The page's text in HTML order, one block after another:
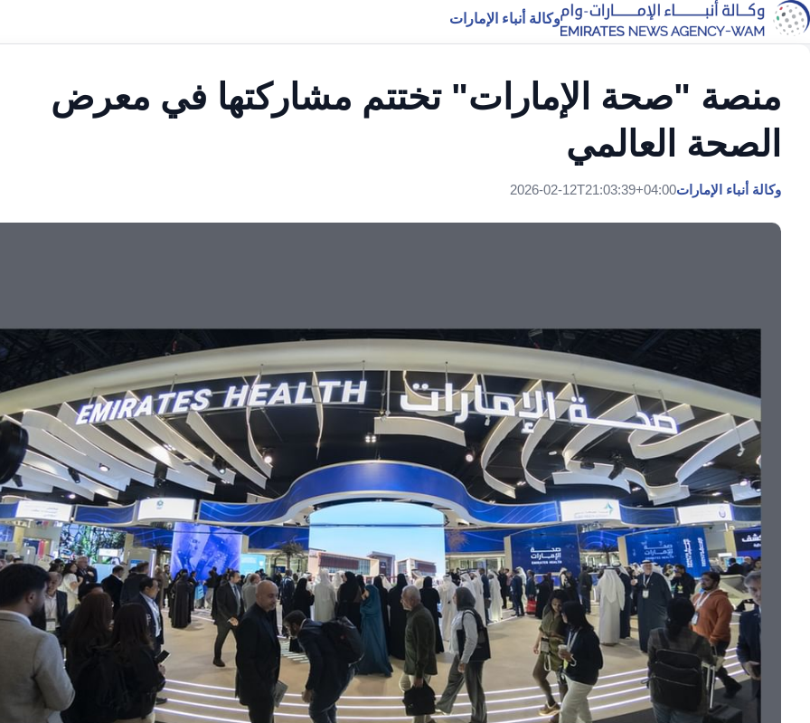
وكالة أنباء الإمارات
منصة "صحة الإمارات" تختتم مشاركتها في معرض
الصحة العالمي
وكالة أنباء الإمارات2026-02-12T21:03:39+04:00